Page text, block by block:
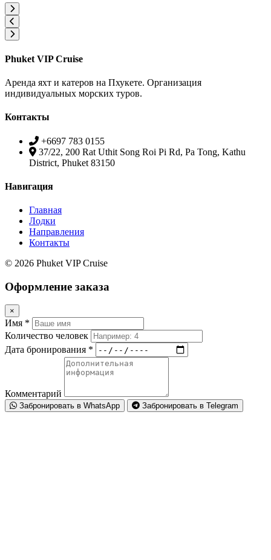
Phuket VIP Cruise
Аренда яхт и катеров на Пхукете. Организация
индивидуальных морских туров.
Контакты
+6697 783 0155
37/22, 200 Rat Uthit Song Roi Pi Rd, Pa Tong, Kathu
District, Phuket 83150
Навигация
Главная
Лодки
Направления
Контакты
© 2026 Phuket VIP Cruise
Оформление заказа
×
Имя *
Количество человек
Дата бронирования *
Комментарий
Забронировать в WhatsApp Забронировать в Telegram